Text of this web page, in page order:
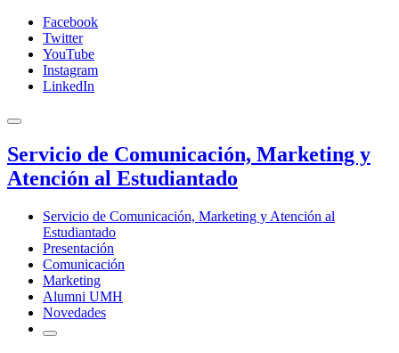
Facebook
Twitter
YouTube
Instagram
LinkedIn
Servicio de Comunicación, Marketing y
Atención al Estudiantado
Servicio de Comunicación, Marketing y Atención al
Estudiantado
Presentación
Comunicación
Marketing
Alumni UMH
Novedades